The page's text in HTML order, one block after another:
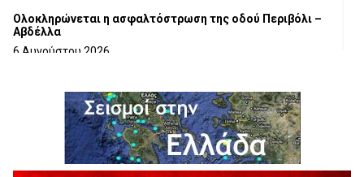
Ολοκληρώνεται η ασφαλτόστρωση της οδού Περιβόλι –
Αβδέλλα
6 Αυγούστου 2026
5 Αυγούστου 2026
Ο ΑΝΔΡΕΑΣ ΑΣΛΑΝΙΔΗΣ ΣΥΝΕΧΙΖΕΙ ΣΤΟΝ ΠΡΩΤΕΑ
ΓΡΕΒΕΝΩΝ
5 Αυγούστου 2026